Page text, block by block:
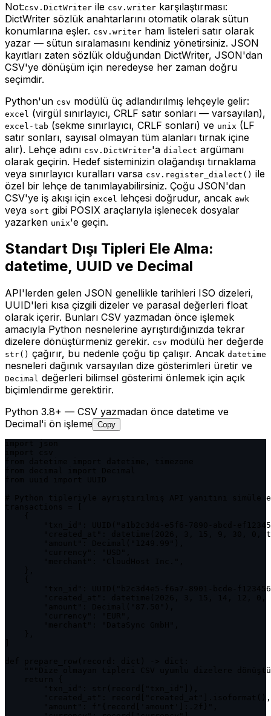
Not:csv.DictWriter ile csv.writer karşılaştırması:
DictWriter sözlük anahtarlarını otomatik olarak sütun
konumlarına eşler. csv.writer ham listeleri satır olarak
yazar — sütun sıralamasını kendiniz yönetirsiniz. JSON
kayıtları zaten sözlük olduğundan DictWriter, JSON'dan
CSV'ye dönüşüm için neredeyse her zaman doğru
seçimdir.
Python'un csv modülü üç adlandırılmış lehçeyle gelir:
excel (virgül sınırlayıcı, CRLF satır sonları — varsayılan),
excel-tab (sekme sınırlayıcı, CRLF sonları) ve unix (LF
satır sonları, sayısal olmayan tüm alanları tırnak içine
alır). Lehçe adını csv.DictWriter'a dialect argümanı
olarak geçirin. Hedef sisteminizin olağandışı tırnaklama
veya sınırlayıcı kuralları varsa csv.register_dialect() ile
özel bir lehçe de tanımlayabilirsiniz. Çoğu JSON'dan
CSV'ye iş akışı için excel lehçesi doğrudur, ancak awk
veya sort gibi POSIX araçlarıyla işlenecek dosyalar
yazarken unix'e geçin.
Standart Dışı Tipleri Ele Alma:
datetime, UUID ve Decimal
API'lerden gelen JSON genellikle tarihleri ISO dizeleri,
UUID'leri kısa çizgili dizeler ve parasal değerleri float
olarak içerir. Bunları CSV yazmadan önce işlemek
amacıyla Python nesnelerine ayrıştırdığınızda tekrar
dizelere dönüştürmeniz gerekir. csv modülü her değerde
str() çağırır, bu nedenle çoğu tip çalışır. Ancak datetime
nesneleri dağınık varsayılan dize gösterimleri üretir ve
Decimal değerleri bilimsel gösterimi önlemek için açık
biçimlendirme gerektirir.
Python 3.8+ — CSV yazmadan önce datetime ve
Decimal'i ön işleme Copy
# Python tipleriyle ayrıştırılmış API yanıtını simüle
"txn_id": UUID("a1b2c3d4-e5f6-7890-abcd-
"created_at": datetime(2026, 3, 15, 9, 30, 0,
"txn_id": UUID("b2c3d4e5-f6a7-8901-bcde-
"""Dize olmayan tipleri CSV uyumlu dizelere
        "created_at": record["created_at"].isoformat(),